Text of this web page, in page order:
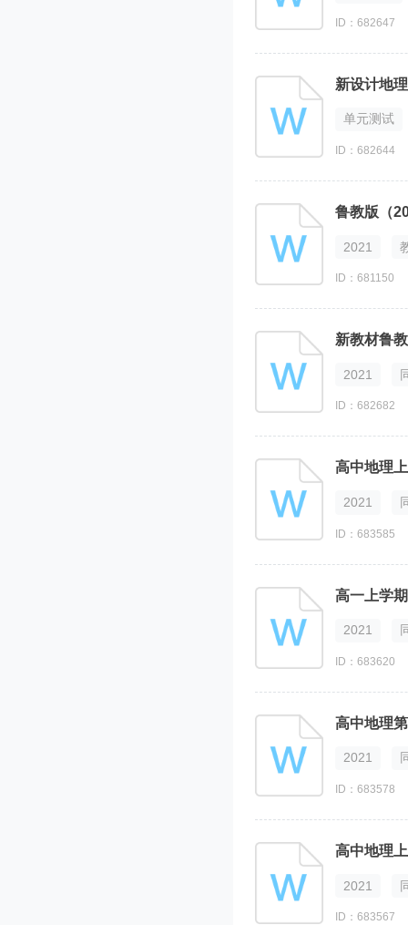
ID：682647
新设计地
单元测试
ID：682644
鲁教版（
2021
ID：681150
新教材鲁
2021
ID：682682
2021
ID：683585
2021
ID：683620
2021
ID：683578
2021
ID：683567